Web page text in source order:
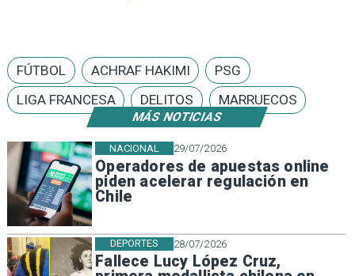
MÁS NOTICIAS
29/07/2026
Operadores de apuestas online
piden acelerar regulación en
Chile
NACIONAL
28/07/2026
Fallece Lucy López Cruz,
DEPORTES
FÚTBOL ACHRAF HAKIMI
PSG
LIGA FRANCESA
DELITOS MARRUECOS